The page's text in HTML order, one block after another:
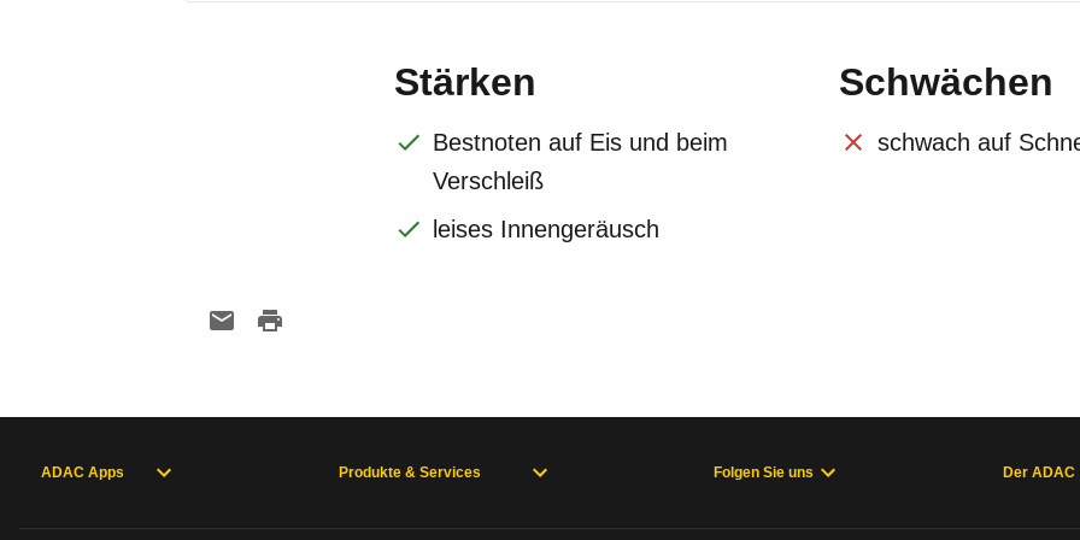
Stärken
Bestnoten auf Eis und beim
Verschleiß
leises Innengeräusch
Schwächen
schwach auf
ADAC Apps Produkte & Services Folgen Sie uns Der ADAC